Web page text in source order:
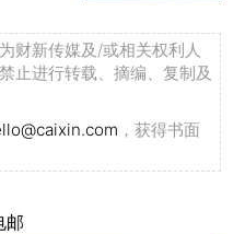
财新传媒及/或相关权利人
止进行转载、摘编、复制及
，获得书面
邮